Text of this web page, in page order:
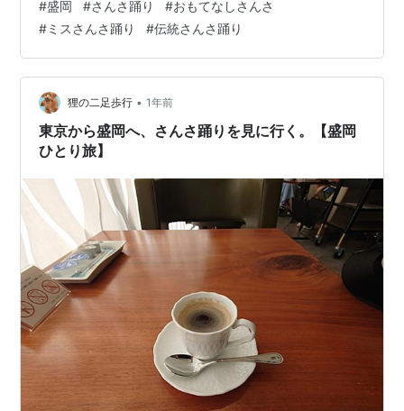
す。
#盛岡 #さんさ踊り #おもてなしさんさ
#ミスさんさ踊り #伝統さんさ踊り
狸の二足歩行 • 1年前
東京から盛岡へ、さんさ踊りを見に行く。【盛岡
ひとり旅】